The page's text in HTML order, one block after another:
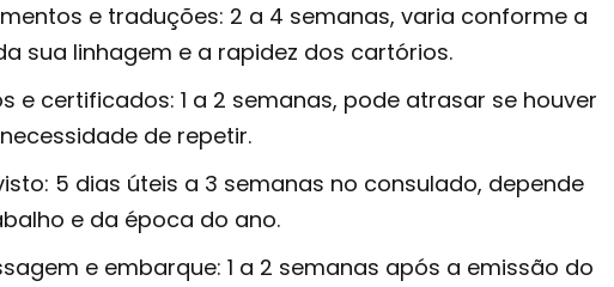
e traduções: 2 a 4 semanas, varia conforme a
sua linhagem e a rapidez dos cartórios.
e certificados: 1 a 2 semanas, pode atrasar se houver
de repetir.
5 dias úteis a 3 semanas no consulado, depende
e da época do ano.
e embarque: 1 a 2 semanas após a emissão do